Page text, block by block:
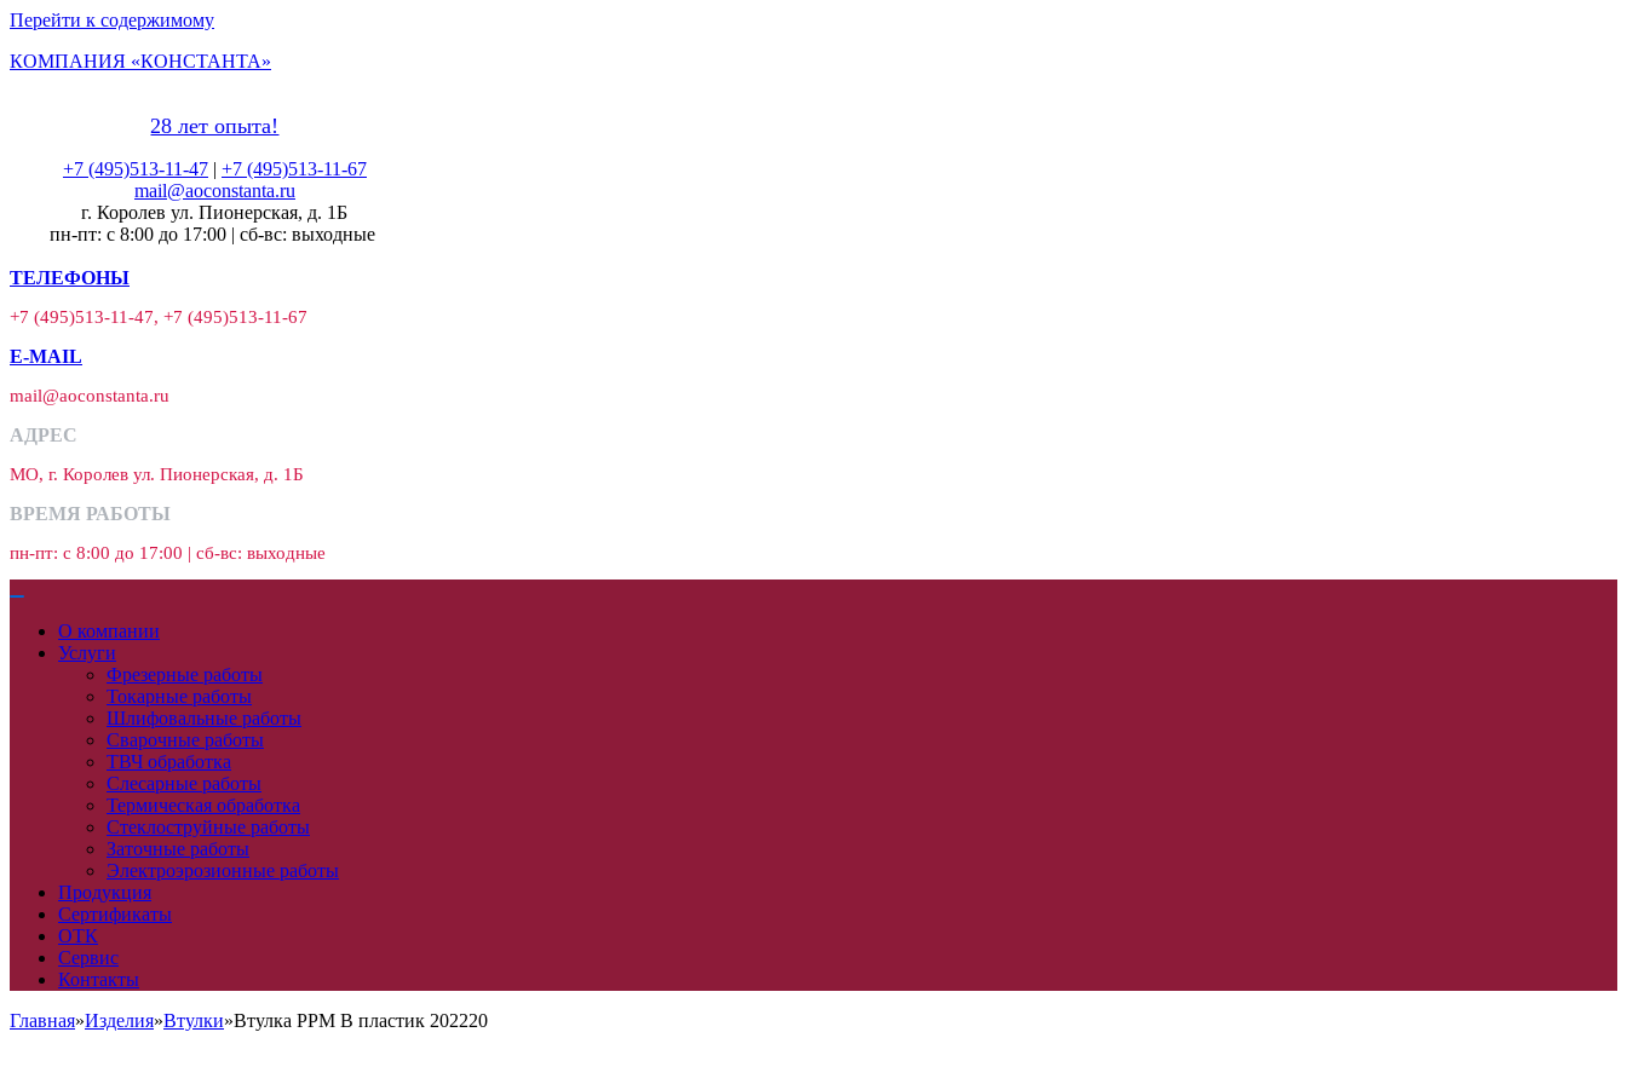
Перейти к содержимому
КОМПАНИЯ «КОНСТАНТА»
28 лет опыта!
+7 (495)513-11-47| +7 (495)513-11-67
mail@aoconstanta.ru
г. Королев ул. Пионерская, д. 1Б
пн-пт: с 8:00 до 17:00 | сб-вс: выходные
ТЕЛЕФОНЫ
+7 (495)513-11-47, +7 (495)513-11-67
E-MAIL
mail@aoconstanta.ru
АДРЕС
МО, г. Королев ул. Пионерская, д. 1Б
ВРЕМЯ РАБОТЫ
пн-пт: с 8:00 до 17:00 | сб-вс: выходные
О компании
Услуги
Фрезерные работы
Токарные работы
Шлифовальные работы
Сварочные работы
ТВЧ обработка
Слесарные работы
Термическая обработка
Стеклоструйные работы
Заточные работы
Электроэрозионные работы
Продукция
Сертификаты
ОТК
Сервис
Контакты
Главная»Изделия»Втулки»Втулка PPM В пластик 202220